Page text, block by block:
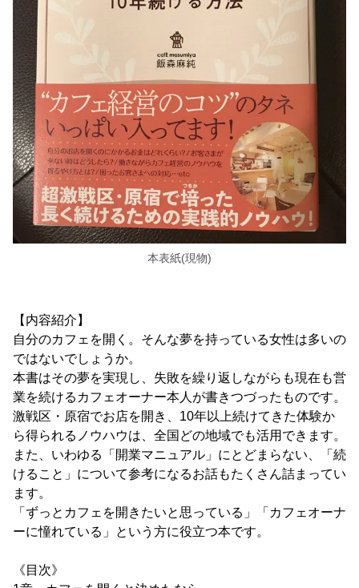
本表紙(現物)
【内容紹介】
自分のカフェを開く。そんな夢を持っている女性は多いの
ではないでしょうか。
本書はその夢を実現し、失敗を繰り返しながらも現在も営
業を続けるカフェオーナー本人が書きつづったものです。
激戦区・原宿でお店を開き、10年以上続けてきた体験か
ら得られるノウハウは、全国どの地域でも活用できます。
また、いわゆる「開業マニュアル」にとどまらない、「続
けること」について参考になるお話もたくさん詰まってい
ます。
「ずっとカフェを開きたいと思っている」「カフェオーナ
ーに憧れている」という方に役立つ本です。
《目次》